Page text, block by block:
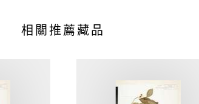
相關推薦藏品